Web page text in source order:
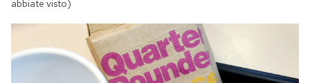
abbiate visto)